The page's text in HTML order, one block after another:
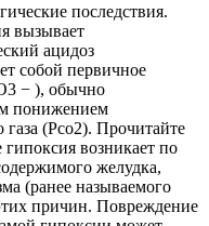
последствия.
вызывает
ацидоз
собой первичное
− ), обычно
понижением
газа (Pco2). Прочитайте
возникает по
желудка,
(ранее называемого
причин. Повреждение